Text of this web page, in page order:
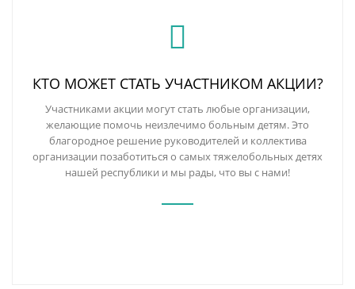
КТО МОЖЕТ СТАТЬ УЧАСТНИКОМ АКЦИИ?
Участниками акции могут стать любые организации,
желающие помочь неизлечимо больным детям. Это
благородное решение руководителей и коллектива
организации позаботиться о самых тяжелобольных детях
нашей республики и мы рады, что вы с нами!